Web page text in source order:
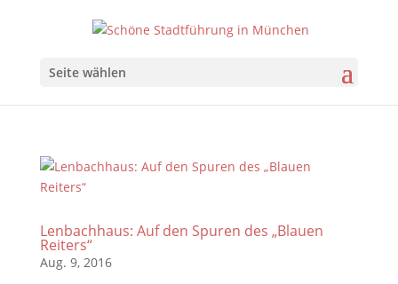
Seite wählen
Lenbachhaus: Auf den Spuren des „Blauen
Reiters“
Aug. 9, 2016